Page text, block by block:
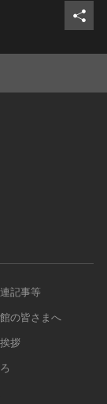
記事等
の皆さまへ
拶